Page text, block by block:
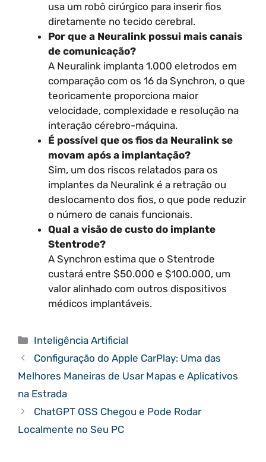
usa um robô cirúrgico para inserir fios
diretamente no tecido cerebral.
Por que a Neuralink possui mais canais
de comunicação?
A Neuralink implanta 1.000 eletrodos em
comparação com os 16 da Synchron, o que
teoricamente proporciona maior
velocidade, complexidade e resolução na
interação cérebro-máquina.
É possível que os fios da Neuralink se
movam após a implantação?
Sim, um dos riscos relatados para os
implantes da Neuralink é a retração ou
deslocamento dos fios, o que pode reduzir
o número de canais funcionais.
Qual a visão de custo do implante
Stentrode?
A Synchron estima que o Stentrode
custará entre $50.000 e $100.000, um
valor alinhado com outros dispositivos
médicos implantáveis.
Categorias
Inteligência Artificial
Configuração do Apple CarPlay: Uma das
Melhores Maneiras de Usar Mapas e Aplicativos
na Estrada
ChatGPT OSS Chegou e Pode Rodar
Localmente no Seu PC